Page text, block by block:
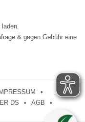
& gegen Gebühr eine
IMPRESSUM
DS
AGB